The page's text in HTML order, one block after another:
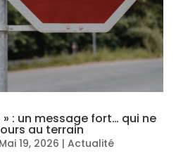
: un message fort… qui ne
au terrain
Mai 19, 2026 | Actualité